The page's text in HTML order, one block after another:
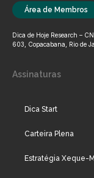
Área de Membros
Dica de Hoje Research –
603, Copacabana, Rio de
Assinaturas
Dica Start
Carteira Plena
Estratégia Xeque-